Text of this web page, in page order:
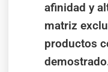
afinidad y
matriz
productos